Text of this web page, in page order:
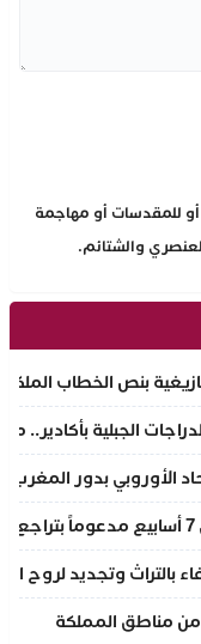
للمقدسات أو مهاجمة
والشتائم.
بنص الخطاب الملكي
الجبلية بأكادير..
الأوروبي بدور